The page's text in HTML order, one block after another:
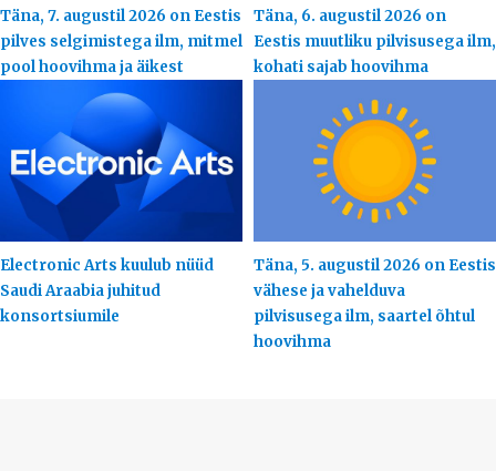
Täna, 7. augustil 2026 on Eestis
pilves selgimistega ilm, mitmel
pool hoovihma ja äikest
Täna, 6. augustil 2026 on
Eestis muutliku pilvisusega ilm,
kohati sajab hoovihma
Electronic Arts kuulub nüüd
Saudi Araabia juhitud
konsortsiumile
Täna, 5. augustil 2026 on Eestis
vähese ja vahelduva
pilvisusega ilm, saartel õhtul
hoovihma